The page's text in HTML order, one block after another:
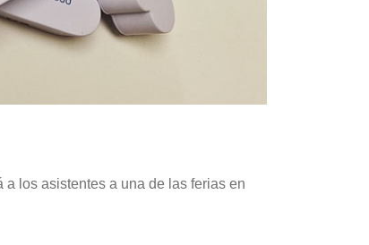
los asistentes a una de las ferias en